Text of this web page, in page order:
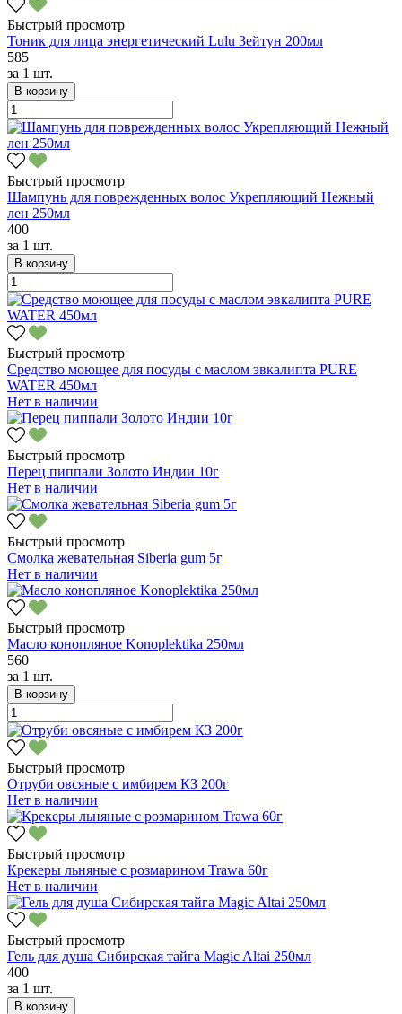
Быстрый просмотр
Тоник для лица энергетический Lulu Зейтун 200мл
585
за 1 шт.
В корзину
Быстрый просмотр
Шампунь для поврежденных волос Укрепляющий Нежный
лен 250мл
400
за 1 шт.
В корзину
Быстрый просмотр
Средство моющее для посуды с маслом эвкалипта PURE
WATER 450мл
Нет в наличии
Быстрый просмотр
Перец пиппали Золото Индии 10г
Нет в наличии
Быстрый просмотр
Смолка жевательная Siberia gum 5г
Нет в наличии
Быстрый просмотр
Масло конопляное Konoplektika 250мл
560
за 1 шт.
В корзину
Быстрый просмотр
Отруби овсяные с имбирем КЗ 200г
Нет в наличии
Быстрый просмотр
Крекеры льняные с розмарином Trawa 60г
Нет в наличии
Быстрый просмотр
Гель для душа Сибирская тайга Magic Altai 250мл
400
за 1 шт.
В корзину